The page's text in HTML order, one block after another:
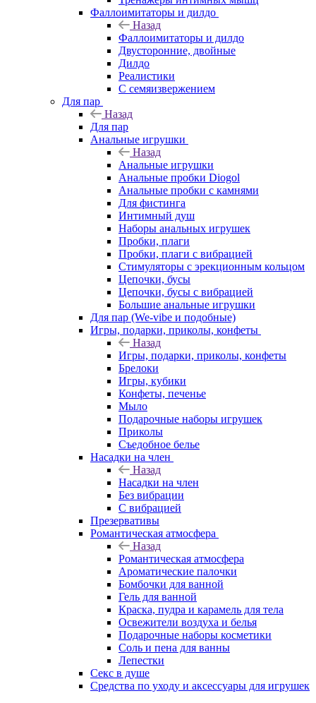
Фаллоимитаторы и дилдо
Назад
Фаллоимитаторы и дилдо
Двусторонние, двойные
Дилдо
Реалистики
С семяизвержением
Для пар
Назад
Для пар
Анальные игрушки
Назад
Анальные игрушки
Анальные пробки Diogol
Анальные пробки с камнями
Для фистинга
Интимный душ
Наборы анальных игрушек
Пробки, плаги
Пробки, плаги с вибрацией
Стимуляторы с эрекционным кольцом
Цепочки, бусы
Цепочки, бусы с вибрацией
Большие анальные игрушки
Для пар (We-vibe и подобные)
Игры, подарки, приколы, конфеты
Назад
Игры, подарки, приколы, конфеты
Брелоки
Игры, кубики
Конфеты, печенье
Мыло
Подарочные наборы игрушек
Приколы
Съедобное белье
Насадки на член
Назад
Насадки на член
Без вибрации
С вибрацией
Презервативы
Романтическая атмосфера
Назад
Романтическая атмосфера
Ароматические палочки
Бомбочки для ванной
Гель для ванной
Краска, пудра и карамель для тела
Освежители воздуха и белья
Подарочные наборы косметики
Соль и пена для ванны
Лепестки
Секс в душе
Средства по уходу и аксессуары для игрушек